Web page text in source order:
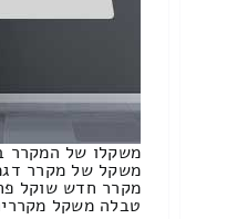
משקלו של המקרר
משקל של מקרר
מקרר חדש שוקל
טבלה משקל